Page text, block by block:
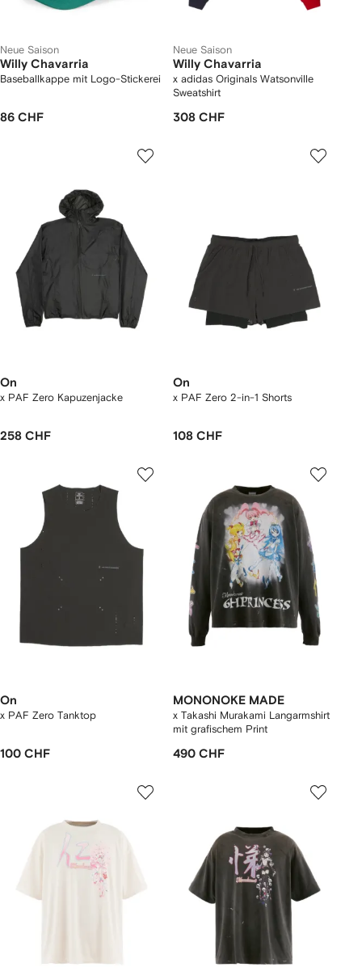
Neue Saison
Willy Chavarria
Baseballkappe mit Logo-Stickerei
86 CHF
Neue Saison
Willy Chavarria
x adidas Originals Watsonville
Sweatshirt
308 CHF
On
x PAF Zero Kapuzenjacke
258 CHF
On
x PAF Zero 2-in-1 Shorts
108 CHF
On
x PAF Zero Tanktop
100 CHF
MONONOKE MADE
x Takashi Murakami Langarmshirt
mit grafischem Print
490 CHF